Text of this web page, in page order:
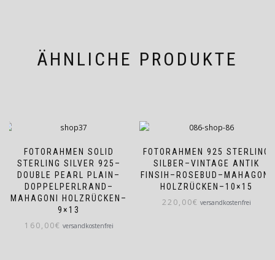
ÄHNLICHE PRODUKTE
FOTORAHMEN SOLID
STERLING SILVER 925–
DOUBLE PEARL PLAIN–
DOPPELPERLRAND–
MAHAGONI HOLZRÜCKEN–
9×13
160,00€ versandkostenfrei
FOTORAHMEN 925 STERLING
SILBER–VINTAGE ANTIK
FINSIH–ROSEBUD–MAHAGONI
HOLZRÜCKEN–10×15
220,00€ versandkostenfrei